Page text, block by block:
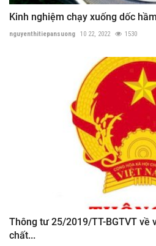
Kinh nghiệm chạy xuống dốc
nguyenthitiepansuong 10 22, 2022 1530
Thông tư 25/2019/TT-BGTVT về
chất...